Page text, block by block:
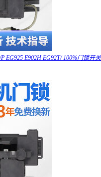
EG925 E902H EG92T/ 100%门锁开关